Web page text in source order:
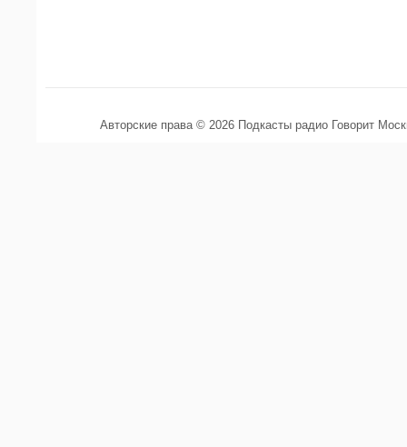
Авторские права © 2026 Подкасты радио Говорит